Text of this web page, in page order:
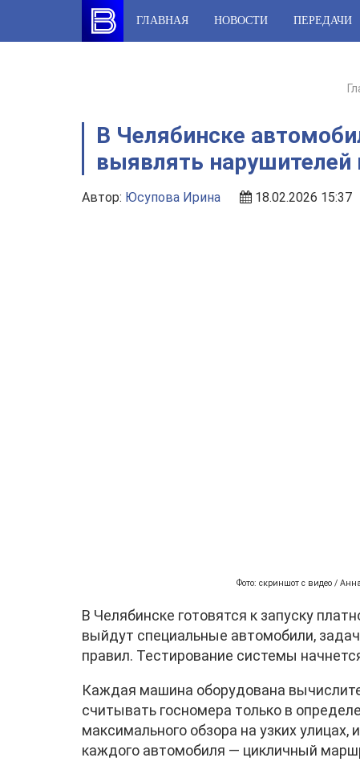
content
ГЛАВНАЯ НОВОСТИ ПЕРЕДАЧИ
В Челябинске
выявлять нарушителей
Автор: Юсупова Ирина 18.02.2026 15:37
Фото: скриншот с видео /
В Челябинске готовятся к запуску
выйдут специальные автомобили,
правил. Тестирование системы
Каждая машина оборудована
считывать госномера только в
максимального обзора на узких
каждого автомобиля — цикличный